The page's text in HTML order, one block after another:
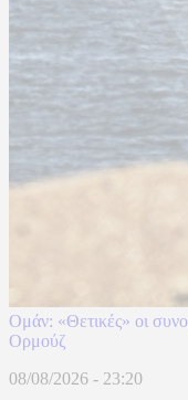
Ομάν: «Θετικές» οι
Ορμούζ
08/08/2026 - 23:20